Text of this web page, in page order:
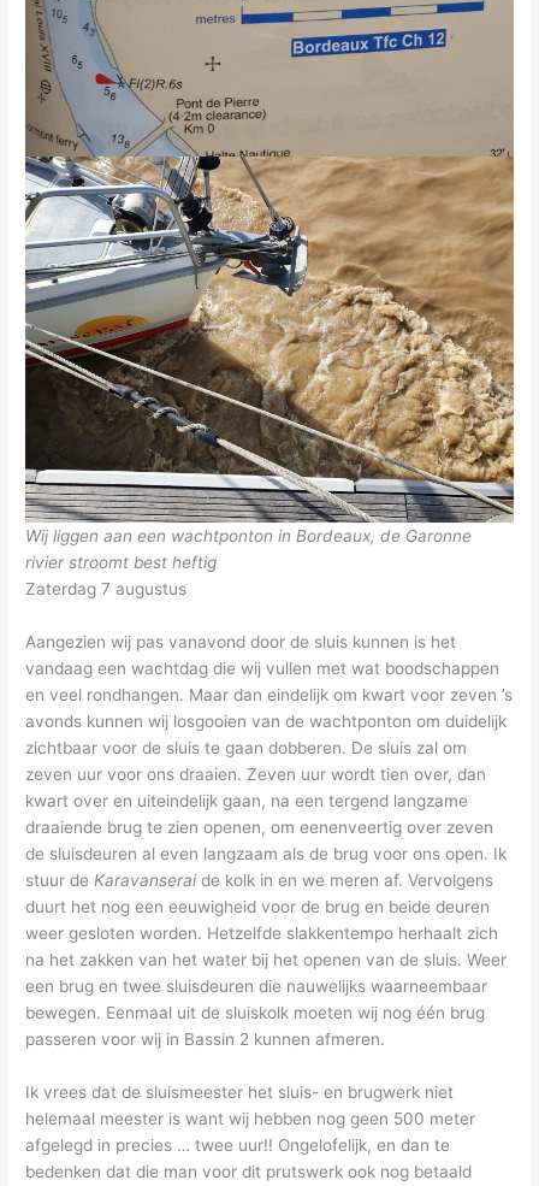
Wij liggen aan een wachtponton in Bordeaux, de Garonne
rivier stroomt best heftig
Zaterdag 7 augustus
Aangezien wij pas vanavond door de sluis kunnen is het
vandaag een wachtdag die wij vullen met wat boodschappen
en veel rondhangen. Maar dan eindelijk om kwart voor zeven ’s
avonds kunnen wij losgooien van de wachtponton om duidelijk
zichtbaar voor de sluis te gaan dobberen. De sluis zal om
zeven uur voor ons draaien. Zeven uur wordt tien over, dan
kwart over en uiteindelijk gaan, na een tergend langzame
draaiende brug te zien openen, om eenenveertig over zeven
de sluisdeuren al even langzaam als de brug voor ons open. Ik
stuur de Karavanseraide kolk in en we meren af. Vervolgens
duurt het nog een eeuwigheid voor de brug en beide deuren
weer gesloten worden. Hetzelfde slakkentempo herhaalt zich
na het zakken van het water bij het openen van de sluis. Weer
een brug en twee sluisdeuren die nauwelijks waarneembaar
bewegen. Eenmaal uit de sluiskolk moeten wij nog één brug
passeren voor wij in Bassin 2 kunnen afmeren.
Ik vrees dat de sluismeester het sluis- en brugwerk niet
helemaal meester is want wij hebben nog geen 500 meter
afgelegd in precies … twee uur!! Ongelofelijk, en dan te
bedenken dat die man voor dit prutswerk ook nog betaald